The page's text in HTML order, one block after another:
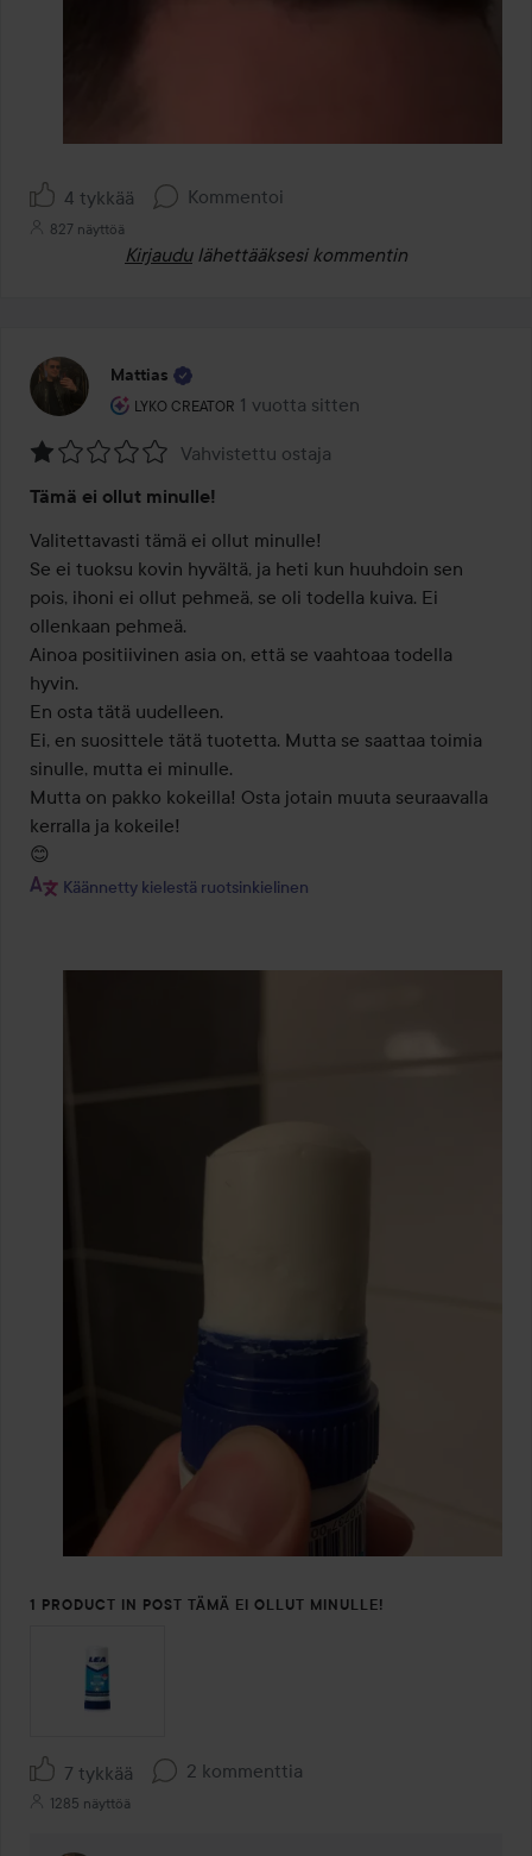
4 tykkää Kommentoi
827 näyttöä
Kirjaudu lähettääksesi kommentin
Mattias
LYKO CREATOR
Käyttäjän rooli: Lyko Creator.
1 vuotta sitten
Viesti luotiin 1 vuotta sitten
1
/
5
Vahvistettu ostaja
Tämä ei ollut minulle!
Valitettavasti tämä ei ollut minulle!
Se ei tuoksu kovin hyvältä, ja heti kun huuhdoin sen
pois, ihoni ei ollut pehmeä, se oli todella kuiva. Ei
ollenkaan pehmeä.
Ainoa positiivinen asia on, että se vaahtoaa todella
hyvin.
En osta tätä uudelleen.
Ei, en suosittele tätä tuotetta. Mutta se saattaa toimia
sinulle, mutta ei minulle.
Mutta on pakko kokeilla! Osta jotain muuta seuraavalla
kerralla ja kokeile!
😊
Käännetty kielestä ruotsinkielinen
1 PRODUCT IN POST TÄMÄ EI OLLUT MINULLE!
7 tykkää 2 kommenttia
1285 näyttöä